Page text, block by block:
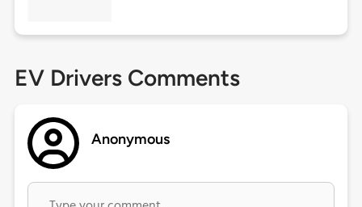
EV Drivers Comments
Anonymous